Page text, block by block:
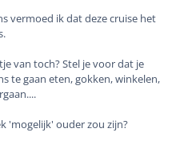
vermoed ik dat deze cruise het
van toch? Stel je voor dat je
te gaan eten, gokken, winkelen,
'mogelijk' ouder zou zijn?